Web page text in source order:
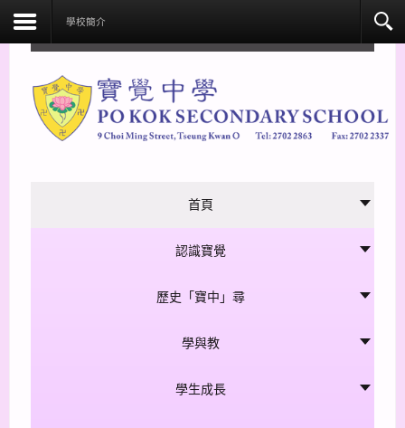
學校簡介
首頁
認識寶覺
歷史「寶中」尋
學與教
學生成長